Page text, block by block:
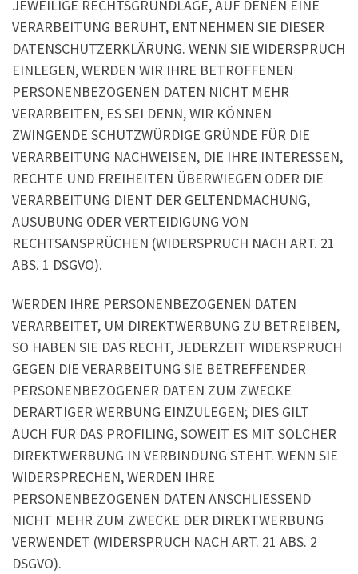
JEWEILIGE RECHTSGRUNDLAGE, AUF DENEN EINE
VERARBEITUNG BERUHT, ENTNEHMEN SIE DIESER
DATENSCHUTZERKLÄRUNG. WENN SIE WIDERSPRUCH
EINLEGEN, WERDEN WIR IHRE BETROFFENEN
PERSONENBEZOGENEN DATEN NICHT MEHR
VERARBEITEN, ES SEI DENN, WIR KÖNNEN
ZWINGENDE SCHUTZWÜRDIGE GRÜNDE FÜR DIE
VERARBEITUNG NACHWEISEN, DIE IHRE INTERESSEN,
RECHTE UND FREIHEITEN ÜBERWIEGEN ODER DIE
VERARBEITUNG DIENT DER GELTENDMACHUNG,
AUSÜBUNG ODER VERTEIDIGUNG VON
RECHTSANSPRÜCHEN (WIDERSPRUCH NACH ART. 21
ABS. 1 DSGVO).
WERDEN IHRE PERSONENBEZOGENEN DATEN
VERARBEITET, UM DIREKTWERBUNG ZU BETREIBEN,
SO HABEN SIE DAS RECHT, JEDERZEIT WIDERSPRUCH
GEGEN DIE VERARBEITUNG SIE BETREFFENDER
PERSONENBEZOGENER DATEN ZUM ZWECKE
DERARTIGER WERBUNG EINZULEGEN; DIES GILT
AUCH FÜR DAS PROFILING, SOWEIT ES MIT SOLCHER
DIREKTWERBUNG IN VERBINDUNG STEHT. WENN SIE
WIDERSPRECHEN, WERDEN IHRE
PERSONENBEZOGENEN DATEN ANSCHLIESSEND
NICHT MEHR ZUM ZWECKE DER DIREKTWERBUNG
VERWENDET (WIDERSPRUCH NACH ART. 21 ABS. 2
DSGVO).